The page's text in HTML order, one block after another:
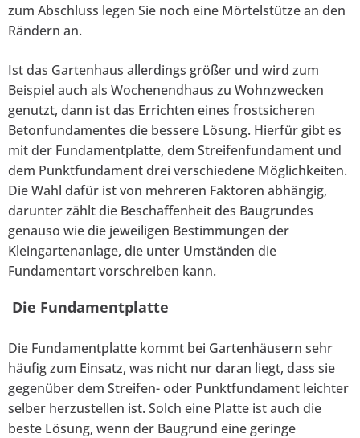
zum Abschluss legen Sie noch eine Mörtelstütze an den
Rändern an.
Ist das Gartenhaus allerdings größer und wird zum
Beispiel auch als Wochenendhaus zu Wohnzwecken
genutzt, dann ist das Errichten eines frostsicheren
Betonfundamentes die bessere Lösung. Hierfür gibt es
mit der Fundamentplatte, dem Streifenfundament und
dem Punktfundament drei verschiedene Möglichkeiten.
Die Wahl dafür ist von mehreren Faktoren abhängig,
darunter zählt die Beschaffenheit des Baugrundes
genauso wie die jeweiligen Bestimmungen der
Kleingartenanlage, die unter Umständen die
Fundamentart vorschreiben kann.
Die Fundamentplatte
Die Fundamentplatte kommt bei Gartenhäusern sehr
häufig zum Einsatz, was nicht nur daran liegt, dass sie
gegenüber dem Streifen- oder Punktfundament leichter
selber herzustellen ist. Solch eine Platte ist auch die
beste Lösung, wenn der Baugrund eine geringe